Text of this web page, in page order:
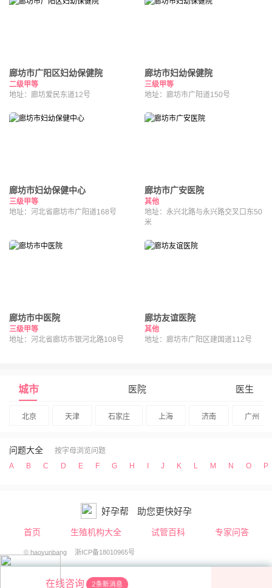
廊坊市广阳区妇幼保健院
二级甲等
地址：廊坊爱民东道12号
廊坊市妇幼保健院
三级甲等
地址：廊坊市广阳道150号
廊坊市妇幼保健中心
三级甲等
地址：河北省廊坊市广阳道168号
廊坊市广安医院
其他
地址：永兴北路与永兴路交叉口东50
米
廊坊市中医院
三级甲等
地址：河北省廊坊市银河北路108号
廊坊友谊医院
其他
地址：廊坊市广阳区建国道112号
城市 医院 医生
北京 天津 石家庄 上海 济南 广州
问题大全
按字母浏览问题
A
B C D E F G H J K L M N O P
好孕帮 助您更快好孕
首页 生殖机构大全 试管百科 专家问答
© haoyunbang 浙ICP备18010965号
在线咨询 2条新消息